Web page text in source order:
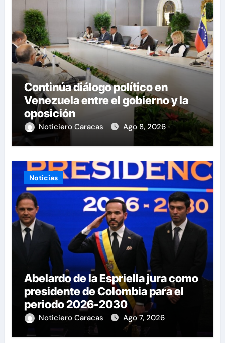
Continúa diálogo político en
Venezuela entre el gobierno y la
oposición
Noticiero Caracas Ago 8, 2026
Noticias
Abelardo de la Espriella jura como
presidente de Colombia para el
periodo 2026-2030
Noticiero Caracas Ago 7, 2026